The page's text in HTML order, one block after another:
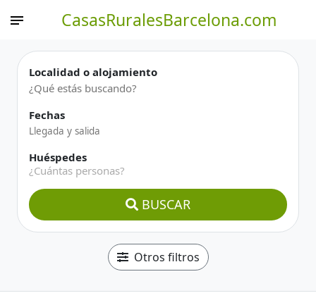
CasasRuralesBarcelona.com
Localidad o alojamiento
Fechas
Huéspedes
¿Cuántas personas?
BUSCAR
Otros filtros